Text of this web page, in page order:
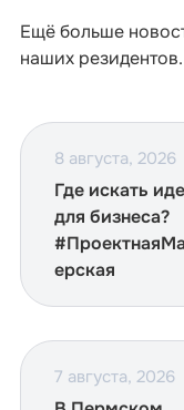
Ещё больше
наших резидентов.
8 августа, 2026
Где искать
для бизнеса?
ерская
7 августа, 2026